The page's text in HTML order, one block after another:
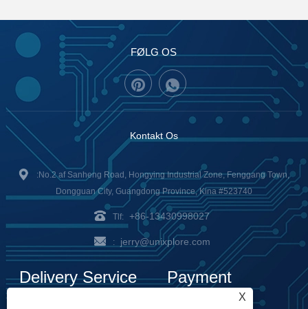
FØLG OS
Kontakt Os
:No.2 af Sanheng Road, Hongying Industrial Zone, Fenggang Town,
Dongguan City, Guangdong Province, Kina #523740
Tlf: +86-13430998027
: jerry@unixplore.com
Delivery Service
Payment
X